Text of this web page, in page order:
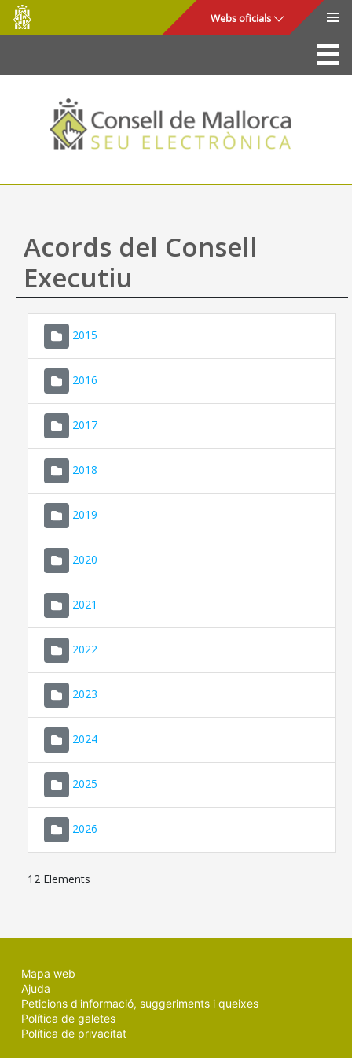
Salta al contingut principal
Consell
de
Mallorca
Webs oficials
La Seu
Consell de Mallorca
Accés i seguretat
Utilitats
Ajuda
Acords del Consell
Executiu
2015
2016
2017
2018
2019
2020
2021
2022
2023
2024
2025
2026
12 Elements
Mapa web
Ajuda
Peticions d'informació, suggeriments i queixes
Política de galetes
Política de privacitat